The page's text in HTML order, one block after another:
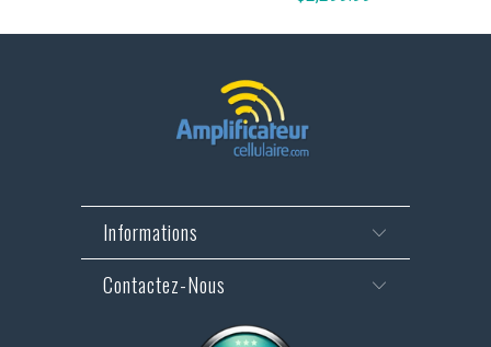
Informations
Contactez-Nous